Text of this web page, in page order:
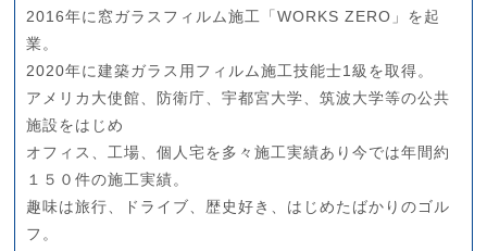
2016年に窓ガラスフィルム施工「WORKS ZERO」を起
業。
2020年に建築ガラス用フィルム施工技能士1級を取得。
アメリカ大使館、防衛庁、宇都宮大学、筑波大学等の公共
施設をはじめ
オフィス、工場、個人宅を多々施工実績あり今では年間約
１５０件の施工実績。
趣味は旅行、ドライブ、歴史好き、はじめたばかりのゴル
フ。